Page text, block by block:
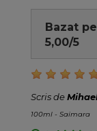
Bazat pe
5,00/5
Scris de
100ml - Saimara